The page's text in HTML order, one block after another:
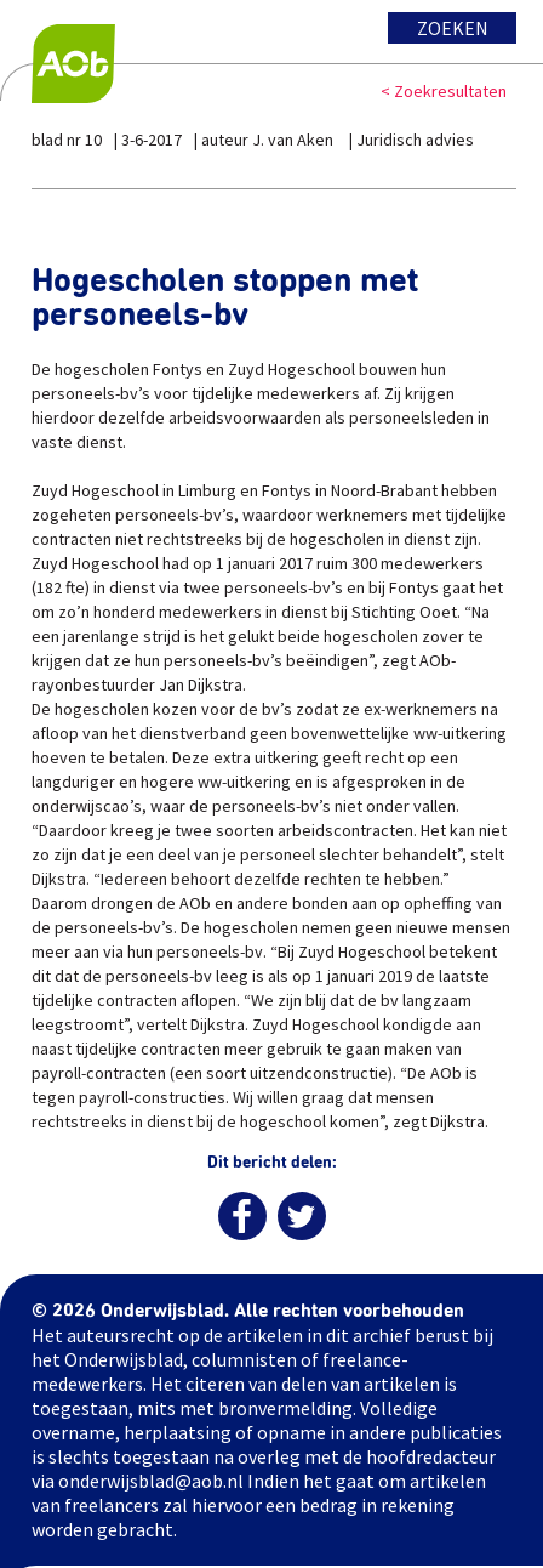
ZOEKEN
< Zoekresultaten
blad nr 10 3-6-2017 auteur J. van Aken Juridisch advies
Hogescholen stoppen met
personeels-bv
De hogescholen Fontys en Zuyd Hogeschool bouwen hun
personeels-bv’s voor tijdelijke medewerkers af. Zij krijgen
hierdoor dezelfde arbeidsvoorwaarden als personeelsleden in
vaste dienst.
Zuyd Hogeschool in Limburg en Fontys in Noord-Brabant hebben
zogeheten personeels-bv’s, waardoor werknemers met tijdelijke
contracten niet rechtstreeks bij de hogescholen in dienst zijn.
Zuyd Hogeschool had op 1 januari 2017 ruim 300 medewerkers
(182 fte) in dienst via twee personeels-bv’s en bij Fontys gaat het
om zo’n honderd medewerkers in dienst bij Stichting Ooet. “Na
een jarenlange strijd is het gelukt beide hogescholen zover te
krijgen dat ze hun personeels-bv’s beëindigen”, zegt AOb-
rayonbestuurder Jan Dijkstra.
De hogescholen kozen voor de bv’s zodat ze ex-werknemers na
afloop van het dienstverband geen bovenwettelijke ww-uitkering
hoeven te betalen. Deze extra uitkering geeft recht op een
langduriger en hogere ww-uitkering en is afgesproken in de
onderwijscao’s, waar de personeels-bv’s niet onder vallen.
“Daardoor kreeg je twee soorten arbeidscontracten. Het kan niet
zo zijn dat je een deel van je personeel slechter behandelt”, stelt
Dijkstra. “Iedereen behoort dezelfde rechten te hebben.”
Daarom drongen de AOb en andere bonden aan op opheffing van
de personeels-bv’s. De hogescholen nemen geen nieuwe mensen
meer aan via hun personeels-bv. “Bij Zuyd Hogeschool betekent
dit dat de personeels-bv leeg is als op 1 januari 2019 de laatste
tijdelijke contracten aflopen. “We zijn blij dat de bv langzaam
leegstroomt”, vertelt Dijkstra. Zuyd Hogeschool kondigde aan
naast tijdelijke contracten meer gebruik te gaan maken van
payroll-contracten (een soort uitzendconstructie). “De AOb is
tegen payroll-constructies. Wij willen graag dat mensen
rechtstreeks in dienst bij de hogeschool komen”, zegt Dijkstra.
Dit bericht delen:
© 2026 Onderwijsblad. Alle rechten voorbehouden
Het auteursrecht op de artikelen in dit archief berust bij
het Onderwijsblad, columnisten of freelance-
medewerkers. Het citeren van delen van artikelen is
toegestaan, mits met bronvermelding. Volledige
overname, herplaatsing of opname in andere publicaties
is slechts toegestaan na overleg met de hoofdredacteur
via onderwijsblad@aob.nl Indien het gaat om artikelen
van freelancers zal hiervoor een bedrag in rekening
worden gebracht.